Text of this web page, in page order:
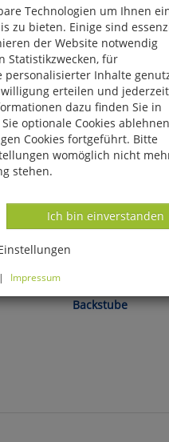
Backstube
Technologien um Ihnen
zu bieten. Einige sind
der Website notwendig
Statistikzwecken, für
personalisierter Inhalte
erteilen und jederzeit
dazu finden Sie in
optionale Cookies
Cookies fortgeführt. Bitte
womöglich nicht
stehen.
Datenverarbeitung -
Ich bin einverstanden
-
| Impressum
zwingend notwendigen